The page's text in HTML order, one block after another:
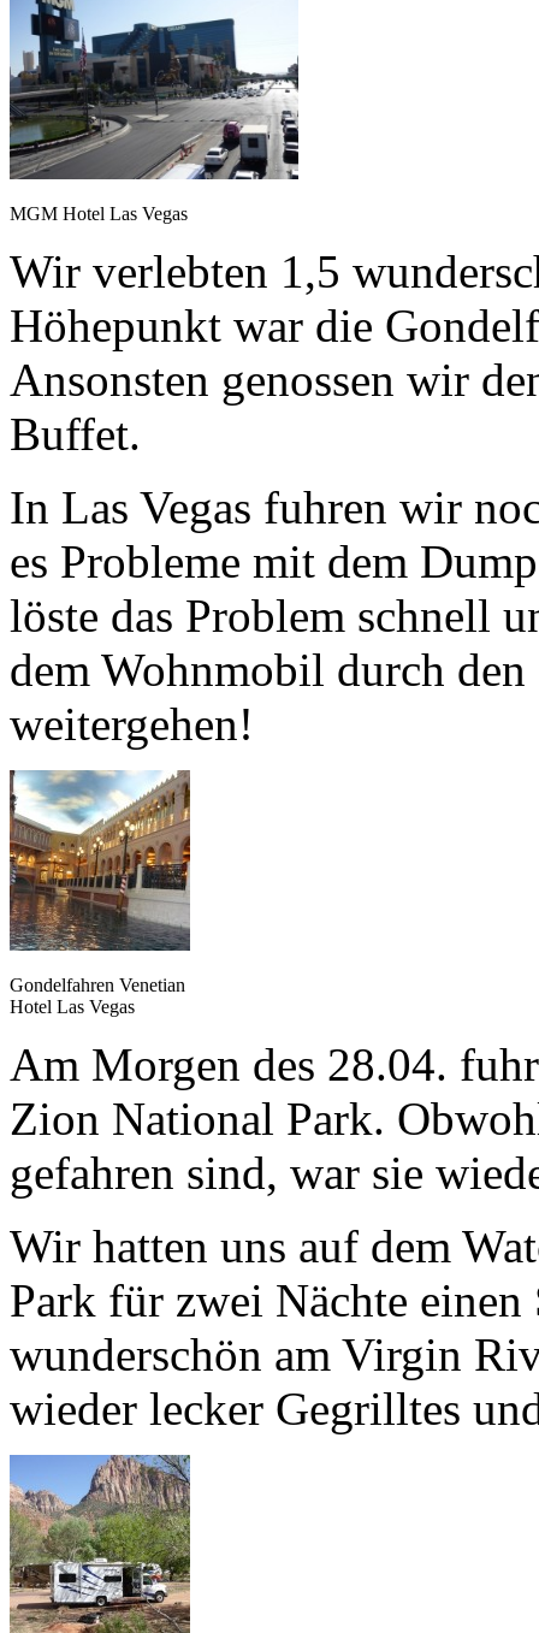
MGM Hotel Las Vegas
Wir verlebten 1,5
Höhepunkt war die
Ansonsten genossen wir
Buffet.
In Las Vegas fuhren wir
es Probleme mit dem
löste das Problem schnell
dem Wohnmobil durch
weitergehen!
Gondelfahren Venetian
Hotel Las Vegas
Am Morgen des 28.04.
Zion National Park.
gefahren sind, war sie
Wir hatten uns auf dem
Park für zwei Nächte
wunderschön am Virgin
wieder lecker Gegrilltes